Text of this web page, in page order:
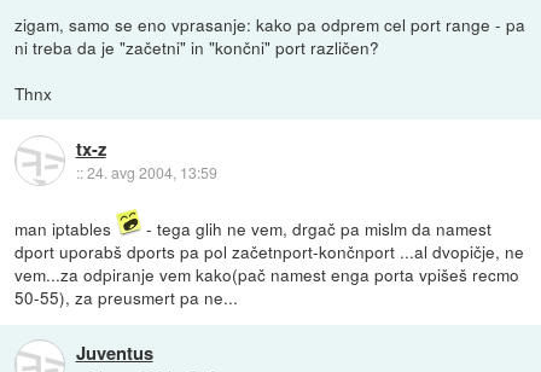
zigam, samo se eno vprasanje: kako pa odprem cel port range - pa
ni treba da je "začetni" in "končni" port različen?
Thnx
tx-z
::24. avg 2004, 13:59
man iptables
- tega glih ne vem, drgač pa mislm da namest
dport uporabš dports pa pol začetnport-končnport ...al dvopičje, ne
vem...za odpiranje vem kako(pač namest enga porta vpišeš recmo
50-55), za preusmert pa ne...
Juventus